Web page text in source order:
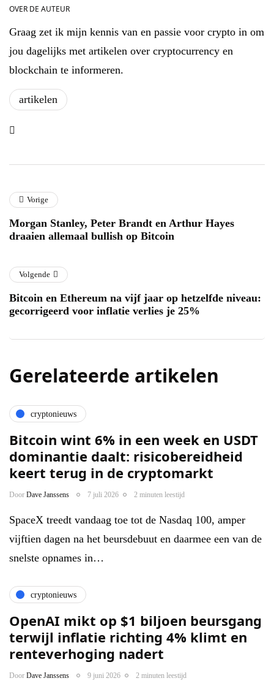
OVER DE AUTEUR
Graag zet ik mijn kennis van en passie voor crypto in om
jou dagelijks met artikelen over cryptocurrency en
blockchain te informeren.
artikelen
Vorige
Morgan Stanley, Peter Brandt en Arthur Hayes
draaien allemaal bullish op Bitcoin
Volgende
Bitcoin en Ethereum na vijf jaar op hetzelfde niveau:
gecorrigeerd voor inflatie verlies je 25%
Gerelateerde artikelen
cryptonieuws
Bitcoin wint 6% in een week en USDT
dominantie daalt: risicobereidheid
keert terug in de cryptomarkt
Door Dave Janssens 7 juli 2026 2 minuten leestijd
SpaceX treedt vandaag toe tot de Nasdaq 100, amper
vijftien dagen na het beursdebuut en daarmee een van de
snelste opnames in…
cryptonieuws
OpenAI mikt op $1 biljoen beursgang
terwijl inflatie richting 4% klimt en
renteverhoging nadert
Door Dave Janssens 9 juni 2026 2 minuten leestijd